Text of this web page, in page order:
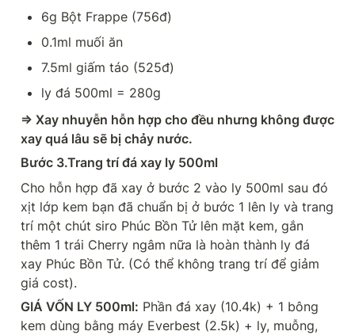
6g Bột Frappe (756đ)
0.1ml muối ăn
7.5ml giấm táo (525đ)
ly đá 500ml = 280g
=> Xay nhuyễn hỗn hợp cho đều nhưng không được
xay quá lâu sẽ bị chảy nước.
Bước 3.Trang trí đá xay ly 500ml
Cho hỗn hợp đã xay ở bước 2 vào ly 500ml sau đó
xịt lớp kem bạn đã chuẩn bị ở bước 1 lên ly và trang
trí một chút siro Phúc Bồn Tử lên mặt kem, gắn
thêm 1 trái Cherry ngâm nữa là hoàn thành ly đá
xay Phúc Bồn Tử. (Có thể không trang trí để giảm
giá cost).
GIÁ VỐN LY 500ml: Phần đá xay (10.4k) + 1 bông
kem dùng bằng máy Everbest (2.5k) + ly, muỗng,